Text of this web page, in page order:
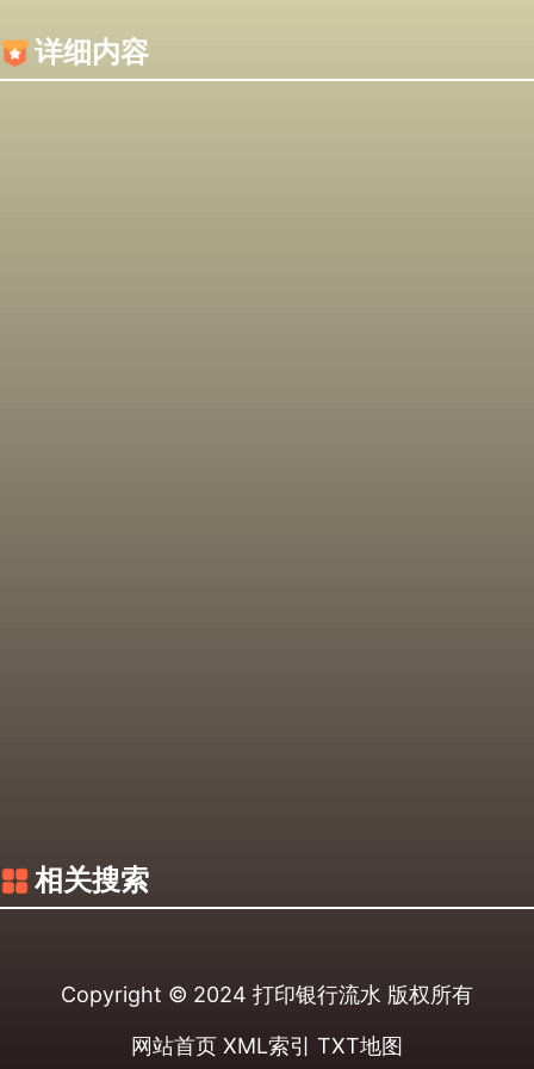
详细内容
相关搜索
Copyright © 2024 打印银行流水 版权所有
网站首页 XML索引 TXT地图